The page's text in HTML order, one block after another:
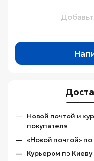
Новой почтой и
покупателя
«Новой почтой»
Курьером по Киеву